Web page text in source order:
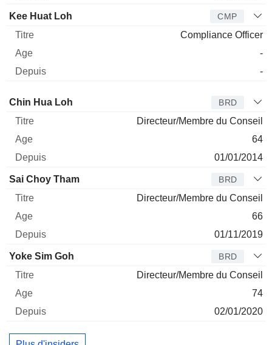
Kee Huat Loh CMP
Compliance Officer
-
-
Administrateur
Chin Hua Loh BRD
Directeur/Membre du Conseil
64
01/01/2014
Sai Choy Tham BRD
Directeur/Membre du Conseil
66
01/11/2019
Yoke Sim Goh BRD
Directeur/Membre du Conseil
74
02/01/2020